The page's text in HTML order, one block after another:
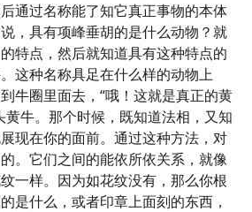
通过名称能了知它真正事物的本体
，具有项峰垂胡的是什么动物？就
特点，然后就知道具有这种特点的
这种名称具足在什么样的动物上
牛圈里面去，“哦！这就是真正的黄
黄牛。那个时候，既知道法相，又知
现在你的面前。通过这种方法，对
。它们之间的能依所依关系，就像
一样。因为如花纹没有，那么你根
是什么，或者印章上面刻的东西，